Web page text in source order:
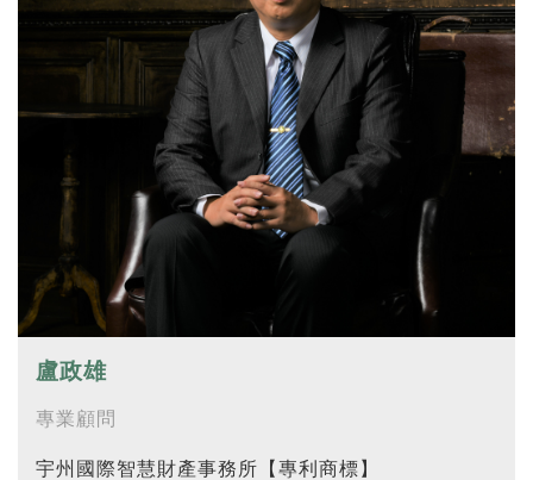
盧政雄
專業顧問
宇州國際智慧財產事務所【專利商標】